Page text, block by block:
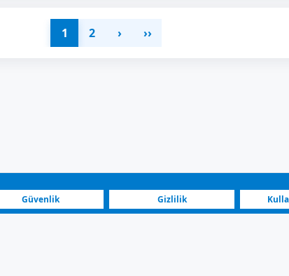
1 2 › ››
Güvenlik Gizlilik